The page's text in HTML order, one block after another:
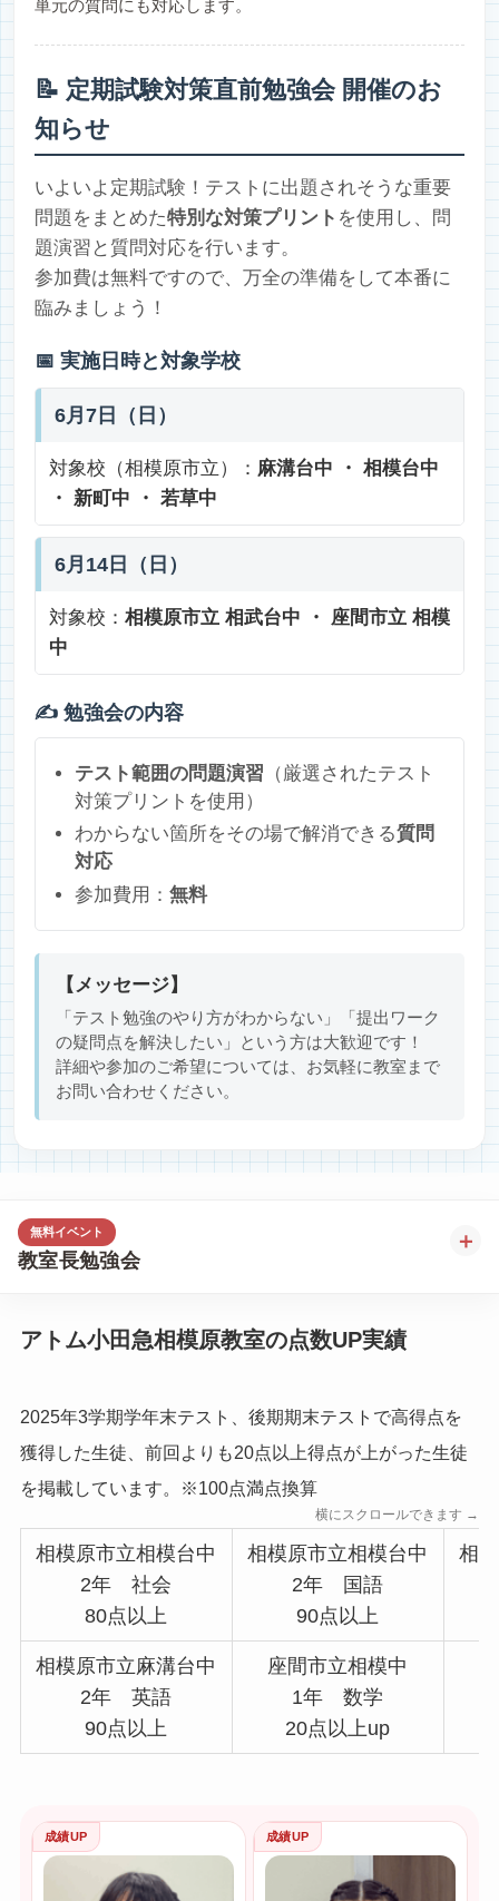
単元の質問にも対応します。
📝 定期試験対策直前勉強会 開催のお
知らせ
いよいよ定期試験！テストに出題されそうな重要
問題をまとめた特別な対策プリント を使用し、問
題演習と質問対応を行います。
参加費は無料ですので、万全の準備をして本番に
臨みましょう！
📅 実施日時と対象学校
6月7日（日）
対象校（相模原市立）： 麻溝台中 ・ 相模台中
・ 新町中 ・ 若草中
6月14日（日）
対象校： 相模原市立 相武台中 ・ 座間市立 相模
中
✍️ 勉強会の内容
テスト範囲の問題演習 （厳選されたテスト
対策プリントを使用）
わからない箇所をその場で解消できる質問
対応
参加費用： 無料
【メッセージ】
「テスト勉強のやり方がわからない」「提出ワーク
の疑問点を解決したい」という方は大歓迎です！
詳細や参加のご希望については、お気軽に教室まで
お問い合わせください。
無料イベント
教室長勉強会
＋
アトム小田急相模原教室の点数UP実績
2025年3学期学年末テスト、後期期末テストで高得点を
獲得した生徒、前回よりも20点以上得点が上がった生徒
を掲載しています。※100点満点換算
横にスクロールできます →
相模原市立相模台中
2年 社会
80点以上
相模原市立相模台中
2年 国語
90点以上
相
相模原市立麻溝台中
2年 英語
90点以上
座間市立相模中
1年 数学
20点以上up